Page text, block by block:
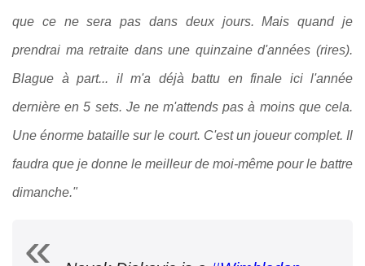
que ce ne sera pas dans deux jours. Mais quand je
prendrai ma retraite dans une quinzaine d'années (rires).
Blague à part... il m'a déjà battu en finale ici l'année
dernière en 5 sets. Je ne m'attends pas à moins que cela.
Une énorme bataille sur le court. C'est un joueur complet. Il
faudra que je donne le meilleur de moi-même pour le battre
dimanche."